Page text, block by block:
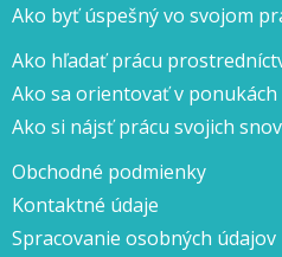
Ako byť úspešný vo svojom
Ako hľadať prácu
Ako sa orientovať v ponukách
Ako si nájsť prácu svojich snov
Obchodné podmienky
Kontaktné údaje
Spracovanie osobných údajov